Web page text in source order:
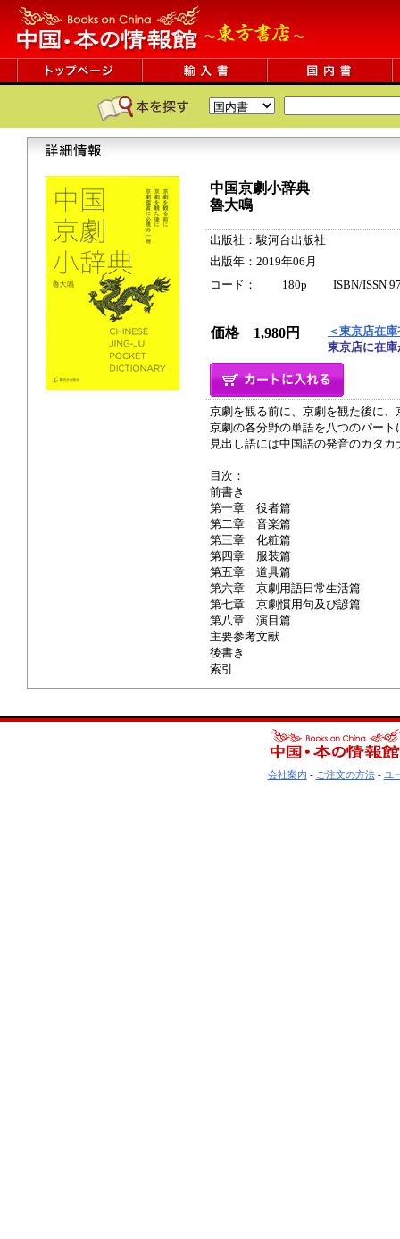
中国京劇小辞典
魯大鳴
出版社：駿河台出版社
出版年：2019年06月
コード： 180p ISBN/ISSN
価格 1,980円
＜東京店在
東京店に在
京劇を観る前に、京劇を観た後に
京劇の各分野の単語を八つのパー
見出し語には中国語の発音のカタ
目次：
前書き
第一章 役者篇
第二章 音楽篇
第三章 化粧篇
第四章 服装篇
第五章 道具篇
第六章 京劇用語日常生活篇
第七章 京劇慣用句及び諺篇
第八章 演目篇
主要参考文献
後書き
索引
会社案内 - ご注文の方法- ユ